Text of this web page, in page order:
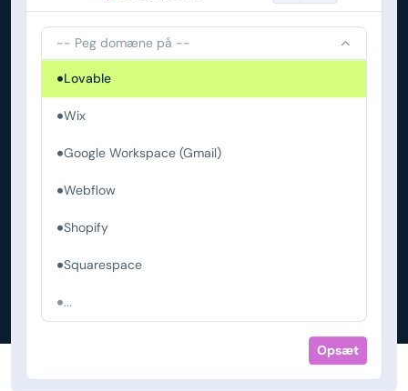
-- Peg domæne på --
Lovable
Wix
Google Workspace (Gmail)
Webflow
Shopify
Squarespace
...
Opsæt